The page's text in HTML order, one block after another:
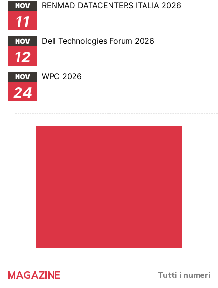
NOV
11
RENMAD DATACENTERS ITALIA 2026
NOV
12
Dell Technologies Forum 2026
NOV
24
WPC 2026
MAGAZINE Tutti i numeri